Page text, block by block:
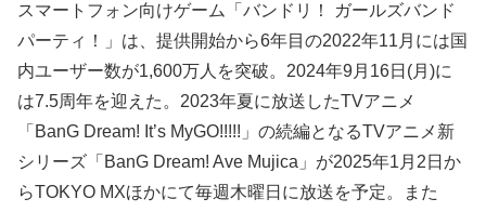
スマートフォン向けゲーム「バンドリ！ ガールズバンド
パーティ！」は、提供開始から6年目の2022年11月には国
内ユーザー数が1,600万人を突破。2024年9月16日(月)に
は7.5周年を迎えた。2023年夏に放送したTVアニメ
「BanG Dream! It’s MyGO!!!!!」の続編となるTVアニメ新
シリーズ「BanG Dream! Ave Mujica」が2025年1月2日か
らTOKYO MXほかにて毎週木曜日に放送を予定。また